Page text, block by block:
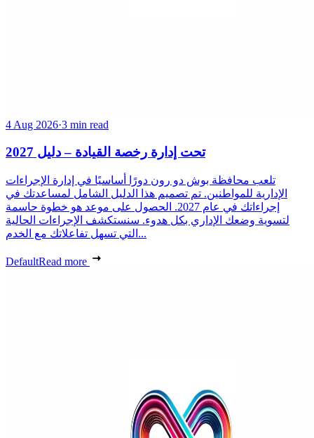
4 Aug 2026·3 min read
تحت إدارة رخصة القيادة – دليل 2027
تلعب محافظة بوش دو رون دورًا أساسيًا في إدارة الإجراءات
الإدارية للمواطنين. تم تصميم هذا الدليل الشامل لمساعدتك في
إجراءاتك في عام 2027. الحصول على موعد هو خطوة حاسمة
لتسوية وضعك الإداري بكل هدوء. سنستكشف الإجراءات الحالية
التي تسهل تفاعلاتك مع الخدم...
DefaultRead more